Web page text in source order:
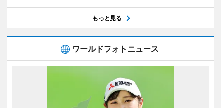
もっと見る
ワールドフォトニュース